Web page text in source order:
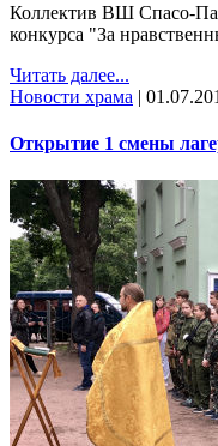
Коллектив ВШ Спасо-
конкурса "За
Читать далее...
Новости храма |
Открытие 1 смены